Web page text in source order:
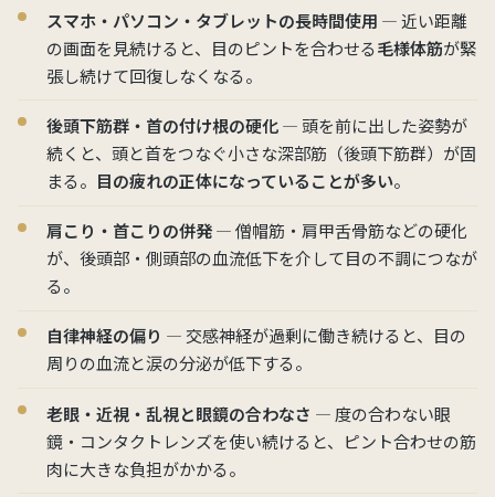
スマホ・パソコン・タブレットの長時間使用 — 近い距離
の画面を見続けると、目のピントを合わせる毛様体筋が緊
張し続けて回復しなくなる。
後頭下筋群・首の付け根の硬化— 頭を前に出した姿勢が
続くと、頭と首をつなぐ小さな深部筋（後頭下筋群）が固
まる。 目の疲れの正体になっていることが多い。
肩こり・首こりの併発— 僧帽筋・肩甲舌骨筋などの硬化
が、後頭部・側頭部の血流低下を介して目の不調につなが
る。
自律神経の偏り — 交感神経が過剰に働き続けると、目の
周りの血流と涙の分泌が低下する。
老眼・近視・乱視と眼鏡の合わなさ — 度の合わない眼
鏡・コンタクトレンズを使い続けると、ピント合わせの筋
肉に大きな負担がかかる。